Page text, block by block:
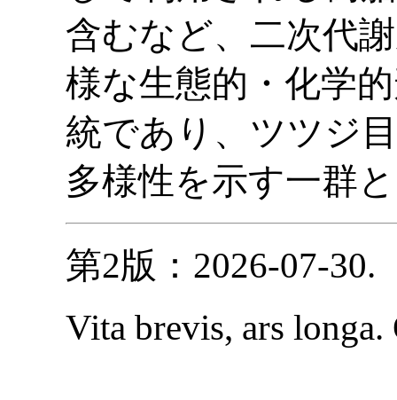
含むなど、二次代
様な生態的・化学
統であり、ツツジ
多様性を示す一群
第2版：2026-07-30.
Vita brevis, ars